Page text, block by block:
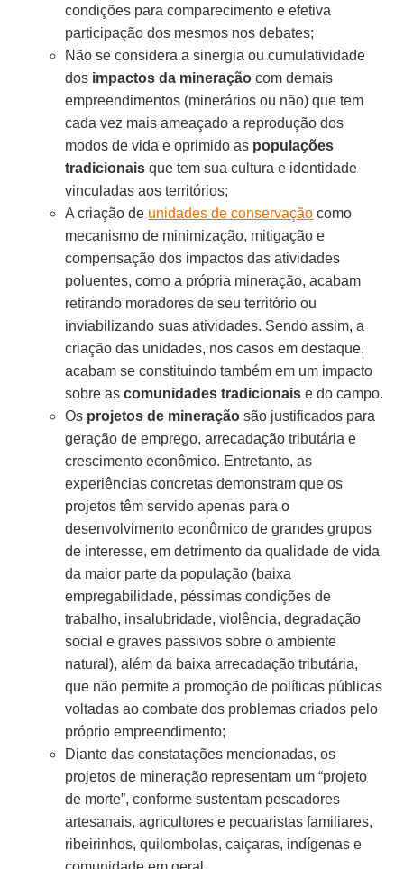
condições para comparecimento e efetiva
participação dos mesmos nos debates;
Não se considera a sinergia ou cumulatividade
dos impactos da mineração com demais
empreendimentos (minerários ou não) que tem
cada vez mais ameaçado a reprodução dos
modos de vida e oprimido as populações
tradicionais que tem sua cultura e identidade
vinculadas aos territórios;
A criação de unidades de conservação como
mecanismo de minimização, mitigação e
compensação dos impactos das atividades
poluentes, como a própria mineração, acabam
retirando moradores de seu território ou
inviabilizando suas atividades. Sendo assim, a
criação das unidades, nos casos em destaque,
acabam se constituindo também em um impacto
sobre ascomunidades tradicionais e do campo.
Os projetos de mineração são justificados para
geração de emprego, arrecadação tributária e
crescimento econômico. Entretanto, as
experiências concretas demonstram que os
projetos têm servido apenas para o
desenvolvimento econômico de grandes grupos
de interesse, em detrimento da qualidade de vida
da maior parte da população (baixa
empregabilidade, péssimas condições de
trabalho, insalubridade, violência, degradação
social e graves passivos sobre o ambiente
natural), além da baixa arrecadação tributária,
que não permite a promoção de políticas públicas
voltadas ao combate dos problemas criados pelo
próprio empreendimento;
Diante das constatações mencionadas, os
projetos de mineração representam um “projeto
de morte”, conforme sustentam pescadores
artesanais, agricultores e pecuaristas familiares,
ribeirinhos, quilombolas, caiçaras, indígenas e